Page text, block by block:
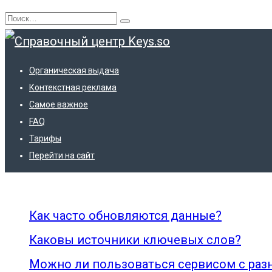
Перейти
к
содержанию
Search
for:
Органическая выдача
Контекстная реклама
Самое важное
FAQ
Тарифы
Перейти на сайт
Архивы:
Как часто обновляются данные?
Каковы источники ключевых слов?
Можно ли пользоваться сервисом с